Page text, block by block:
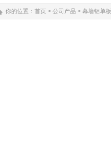
你的位置： 首页 > 公司产品 > 幕墙铝单板